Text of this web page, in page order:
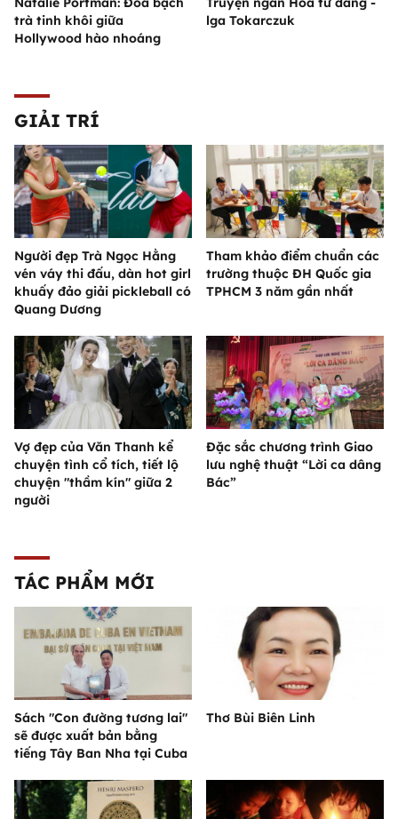
trà tinh khôi giữa
Hollywood hào nhoáng
lga Tokarczuk
GIẢI TRÍ
Người đẹp Trà Ngọc Hằng
vén váy thi đấu, dàn hot girl
khuấy đảo giải pickleball có
Quang Dương
Tham khảo điểm chuẩn các
trường thuộc ĐH Quốc gia
TPHCM 3 năm gần nhất
Vợ đẹp của Văn Thanh kể
chuyện tình cổ tích, tiết lộ
chuyện "thầm kín" giữa 2
người
Đặc sắc chương trình Giao
lưu nghệ thuật “Lời ca dâng
Bác”
TÁC PHẨM MỚI
Sách "Con đường tương lai"
sẽ được xuất bản bằng
tiếng Tây Ban Nha tại Cuba
Thơ Bùi Biên Linh